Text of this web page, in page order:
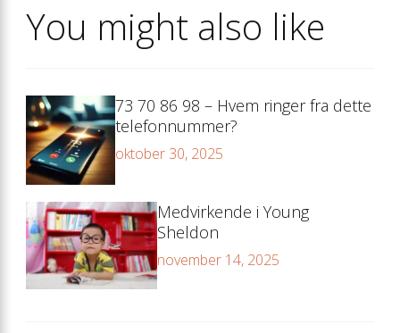
You might also like
oktober 30, 2025
73 70 86 98 – Hvem ringer fra dette
telefonnummer?
november 14, 2025
Medvirkende i Young
Sheldon